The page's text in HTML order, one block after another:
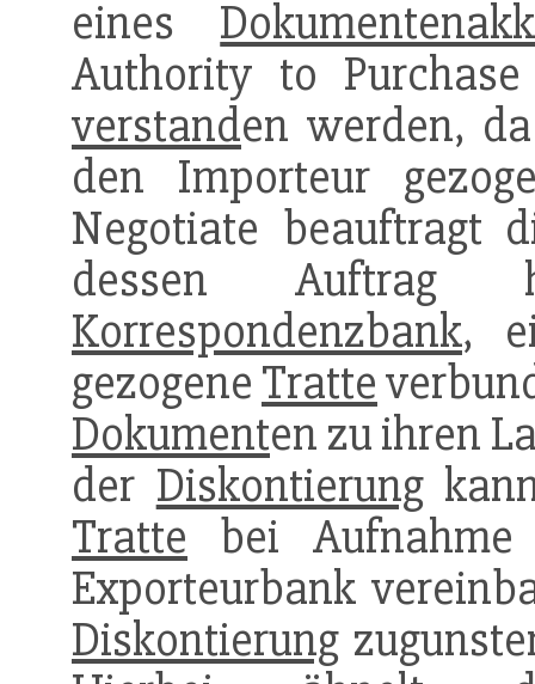
eines
Authority to
verstanden werden,
den Importeur
Negotiate beauftragt
dessen Auftrag
Korrespondenzbank,
gezogene Tratte
Dokumenten zu ihren
der Diskontierung
Tratte bei
Exporteurbank
Diskontierung